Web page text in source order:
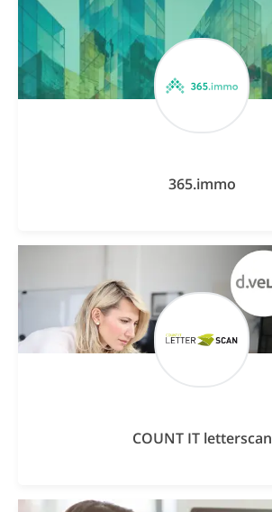
365.immo
COUNT IT letterscan